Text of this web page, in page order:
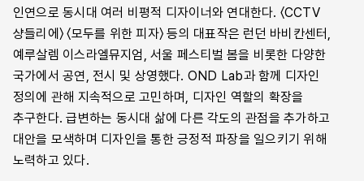
인연으로 동시대 여러 비평적 디자이너와 연대한다. 〈CCTV
샹들리에〉 〈모두를 위한 피자〉 등의 대표작은 런던 바비칸센터,
예루살렘 이스라엘뮤지엄, 서울 페스티벌 봄을 비롯한 다양한
국가에서 공연, 전시 및 상영했다. OND Lab과 함께 디자인
정의에 관해 지속적으로 고민하며, 디자인 역할의 확장을
추구한다. 급변하는 동시대 삶에 다른 각도의 관점을 추가하고
대안을 모색하며 디자인을 통한 긍정적 파장을 일으키기 위해
노력하고 있다.